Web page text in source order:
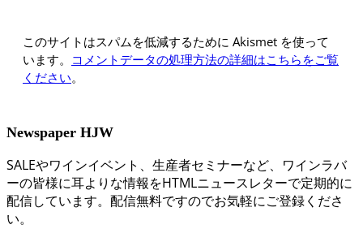
このサイトはスパムを低減するために Akismet を使って
います。 コメントデータの処理方法の詳細はこちらをご覧
ください。
Newspaper HJW
SALEやワインイベント、生産者セミナーなど、ワインラバ
ーの皆様に耳よりな情報をHTMLニュースレターで定期的に
配信しています。配信無料ですのでお気軽にご登録くださ
い。